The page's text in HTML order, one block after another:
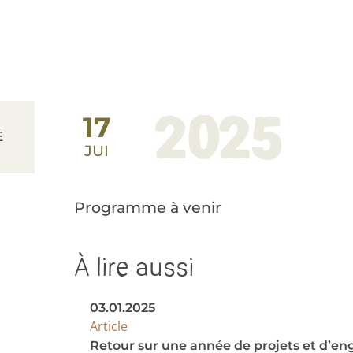
17
JUI 2025
Programme à venir
À lire aussi
03.01.2025
Article
Retour sur une année de projets et